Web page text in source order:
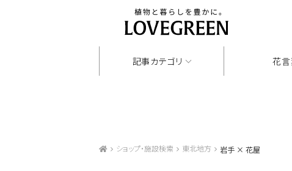
記事カテゴリ 花
ショップ・施設検索 東北地方 岩手 × 花屋